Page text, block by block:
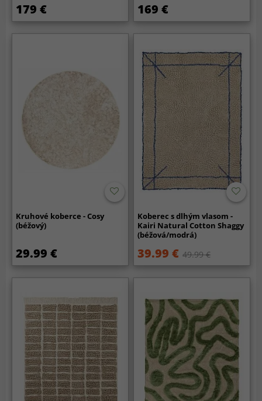
179 € 169 €
Kruhové koberce - Cosy
(béžový)
29.99 €
Koberec s dlhým vlasom -
Kairi Natural Cotton Shaggy
(béžová/modrá)
39.99 € 49.99 €